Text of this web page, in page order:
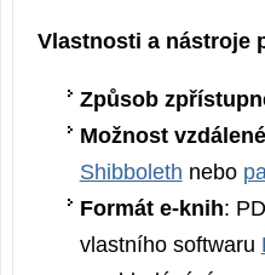
Vlastnosti a nástroje
Způsob
Možnost
Shibboleth nebo
Formát e-knih:
vlastního softwaru